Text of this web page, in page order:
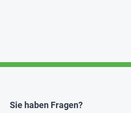
Sie haben Fragen?